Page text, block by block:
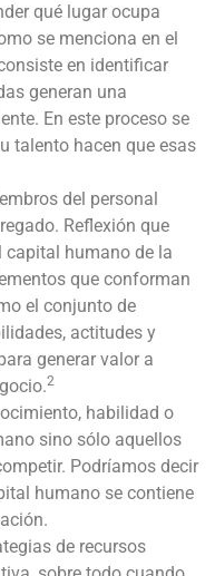
qué lugar ocupa
se menciona en el
en identificar
generan una
En este proceso se
talento hacen que esas
del personal
Reflexión que
capital humano de la
que conforman
el conjunto de
actitudes y
generar valor a
2
habilidad o
sino sólo aquellos
Podríamos decir
humano se contiene
de recursos